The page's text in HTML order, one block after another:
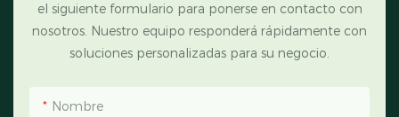
el siguiente formulario para ponerse en contacto con
nosotros. Nuestro equipo responderá rápidamente con
soluciones personalizadas para su negocio.
Nombre